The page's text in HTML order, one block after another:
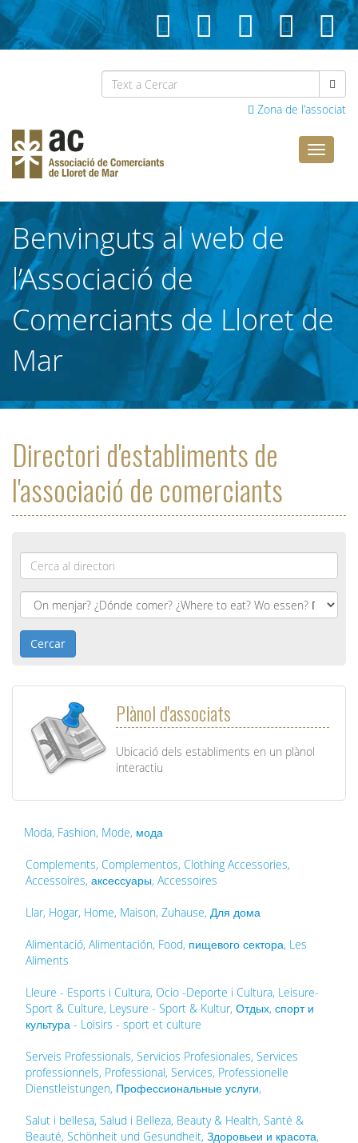
Zona de l'associat
Lloret
Benvinguts al web de
l’Associació de
Comerciants de Lloret de
Mar
Directori d'establiments de
l'associació de comerciants
Nom
*
Cercar
Plànol d'associats
Ubicació dels establiments en un plànol
interactiu
Moda, Fashion, Mode, мода
Complements, Complementos, Clothing Accessories,
Accessoires, аксессуары, Accessoires
Llar, Hogar, Home, Maison, Zuhause, Для дома
Alimentació, Alimentación, Food, пищевого сектора, Les
Aliments
Lleure - Esports i Cultura, Ocio -Deporte i Cultura, Leisure-
Sport & Culture, Leysure - Sport & Kultur, Отдых, спорт и
культура - Loisirs - sport et culture
Serveis Professionals, Servicios Profesionales, Services
professionnels, Professional, Services, Professionelle
Dienstleistungen, Профессиональные услуги,
Salut i bellesa, Salud i Belleza, Beauty & Health, Santé &
Beauté, Schönheit und Gesundheit, Здоровьеи и красота,